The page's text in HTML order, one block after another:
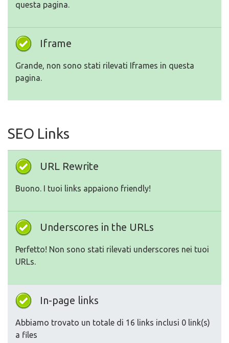
questa pagina.
Iframe
Grande, non sono stati rilevati Iframes in questa
pagina.
SEO Links
URL Rewrite
Buono. I tuoi links appaiono friendly!
Underscores in the URLs
Perfetto! Non sono stati rilevati underscores nei tuoi
URLs.
In-page links
Abbiamo trovato un totale di 16 links inclusi 0 link(s)
a files